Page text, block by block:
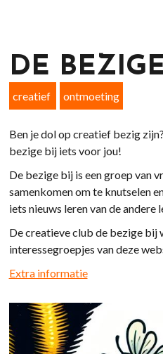
DE
creatief ontmoeting
Ben je dol op creatief bezig
bezige bij iets voor jou!
De bezige bij is een groep van
samenkomen om te knutselen
iets nieuws leren van de andere
De creatieve club de bezige bij
interessegroepjes van deze
Extra informatie